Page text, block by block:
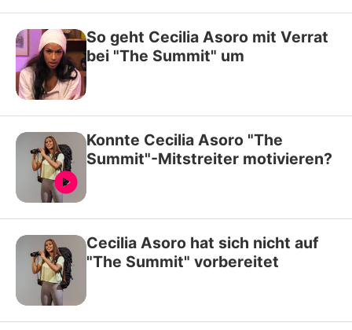
So geht Cecilia Asoro mit Verrat
bei "The Summit" um
Konnte Cecilia Asoro "The
Summit"-Mitstreiter motivieren?
Cecilia Asoro hat sich nicht auf
"The Summit" vorbereitet